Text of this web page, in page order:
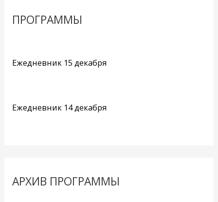
ПРОГРАММЫ
Ежедневник 15 декабря
Ежедневник 14 декабря
АРХИВ ПРОГРАММЫ